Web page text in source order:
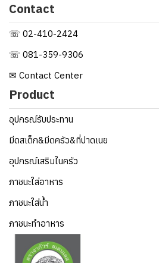
Contact
☏ 02-410-2424
☏ 081-359-9306
✉ Contact Center
Product
อุปกรณ์รับประทาน
มีดสเต็ก&มีดครัว&ที่ปาดเนย
อุปกรณ์เสริมในครัว
ภาชนะใส่อาหาร
ภาชนะใส่น้ำ
ภาชนะทำอาหาร